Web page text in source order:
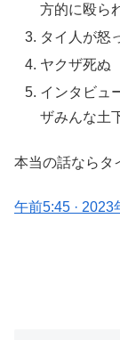
方的に殴ら
タイ人が怒
ヤクザ死ぬ
インタビュ
ザみんな土
本当の話ならタ
午前5:45 · 2023